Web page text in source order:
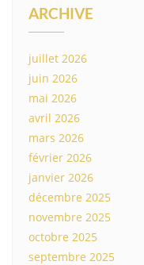
ARCHIVE
juillet 2026
juin 2026
mai 2026
avril 2026
mars 2026
février 2026
janvier 2026
décembre 2025
novembre 2025
octobre 2025
septembre 2025